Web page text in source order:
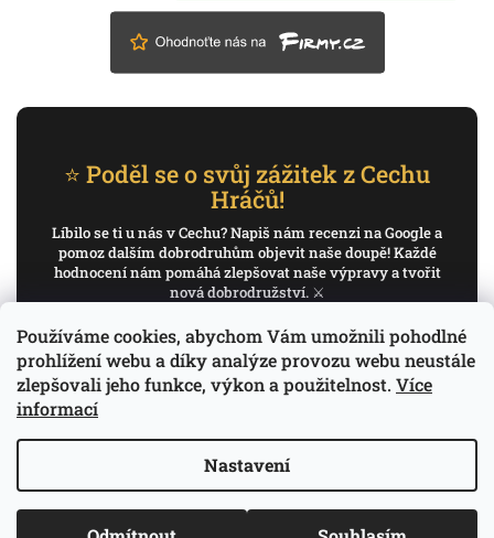
Používáme cookies, abychom Vám umožnili pohodlné
prohlížení webu a díky analýze provozu webu neustále
zlepšovali jeho funkce, výkon a použitelnost. Více
informací
Nastavení
⭐ Poděl se o svůj zážitek z Cechu
Hráčů!
Líbilo se ti u nás v Cechu? Napiš nám recenzi na Google a
pomoz dalším dobrodruhům objevit naše doupě! Každé
hodnocení nám pomáhá zlepšovat naše výpravy a tvořit
nová dobrodružství. ⚔️
✍️ Napiš recenzi na Google
Děkujeme, že pomáháš psát příběh Cechu Hráčů.
Vytvořil ShoptetCopyright 2026 Cech Hráčů. Všechna práva